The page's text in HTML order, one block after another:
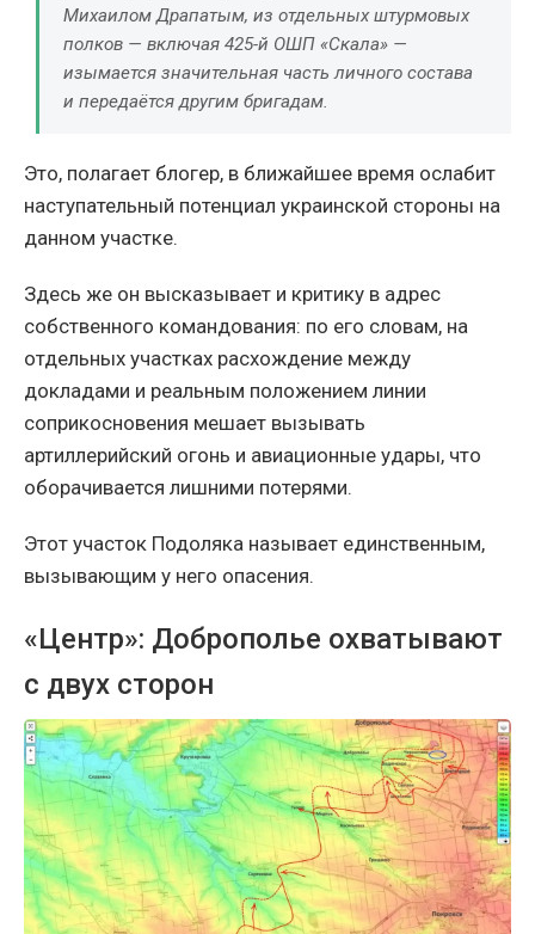
Михаилом Драпатым, из отдельных штурмовых
полков — включая 425-й ОШП «Скала» —
изымается значительная часть личного состава
и передаётся другим бригадам.
Это, полагает блогер, в ближайшее время ослабит
наступательный потенциал украинской стороны на
данном участке.
Здесь же он высказывает и критику в адрес
собственного командования: по его словам, на
отдельных участках расхождение между
докладами и реальным положением линии
соприкосновения мешает вызывать
артиллерийский огонь и авиационные удары, что
оборачивается лишними потерями.
Этот участок Подоляка называет единственным,
вызывающим у него опасения.
«Центр»: Доброполье охватывают
с двух сторон